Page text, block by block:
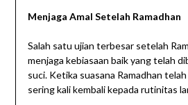
Menjaga Amal Setelah Ramadhan
Salah satu ujian terbesar setelah
menjaga kebiasaan baik yang telah
suci. Ketika suasana Ramadhan
sering kali kembali kepada rutinitas